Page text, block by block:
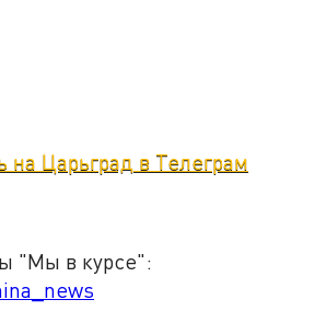
на Царьград в Телеграм
"Мы в курсе":